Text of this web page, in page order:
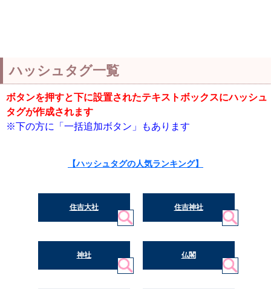
ハッシュタグ一覧
ボタンを押すと下に設置されたテキストボックスにハッシュ
タグが作成されます
※下の方に「一括追加ボタン」もあります
【ハッシュタグの人気ランキング】
住吉大社 住吉神社
神社 仏閣